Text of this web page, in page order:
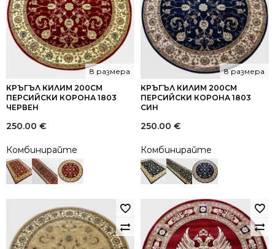
КРЪГЪЛ КИЛИМ 200СМ
ПЕРСИЙСКИ КОРОНА 1803
ЧЕРВЕН
8 размера
250.00 €
Комбинирайте
КРЪГЪЛ КИЛИМ 200СМ
ПЕРСИЙСКИ КОРОНА 1803
СИН
8 размера
250.00 €
Комбинирайте